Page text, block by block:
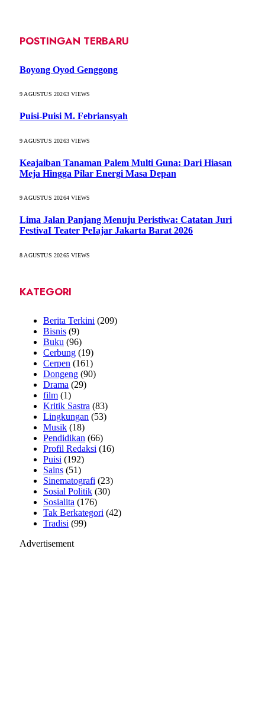
POSTINGAN TERBARU
Boyong Oyod Genggong
9 AGUSTUS 20263VIEWS
Puisi-Puisi M. Febriansyah
9 AGUSTUS 20263VIEWS
Keajaiban Tanaman Palem Multi Guna: Dari Hiasan
Meja Hingga Pilar Energi Masa Depan
9 AGUSTUS 20264VIEWS
Lima Jalan Panjang Menuju Peristiwa: Catatan Juri
FestivaI Teater PeIajar Jakarta Barat 2026
8 AGUSTUS 20265VIEWS
KATEGORI
Berita Terkini (209)
Bisnis (9)
Buku (96)
Cerbung (19)
Cerpen (161)
Dongeng (90)
Drama (29)
film (1)
Kritik Sastra (83)
Lingkungan (53)
Musik (18)
Pendidikan (66)
Profil Redaksi (16)
Puisi (192)
Sains (51)
Sinematografi (23)
Sosial Politik (30)
Sosialita (176)
Tak Berkategori (42)
Tradisi (99)
Advertisement